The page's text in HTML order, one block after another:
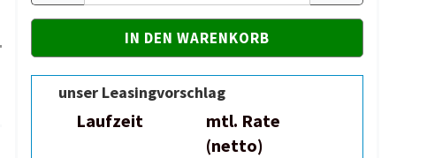
unser Leasingvorschlag
Laufzeit
mtl. Rate
(netto)